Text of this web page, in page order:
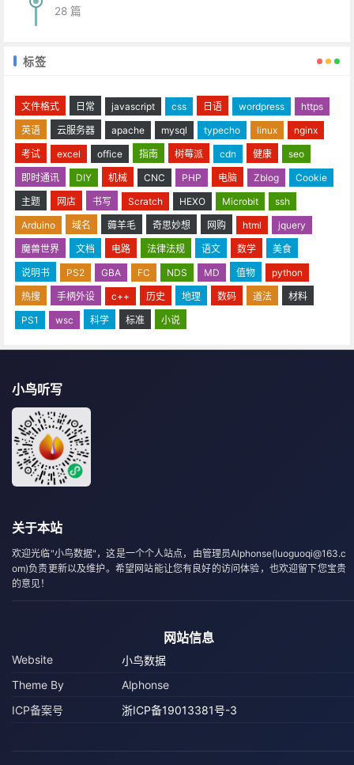
28 篇
标签
文件格式 日常 javascript css 日语 wordpress
https
英语
云服务器 apache mysql typecho linux
nginx
考试
excel office 指南 树莓派 cdn 健康
seo
即时通讯
DIY 机械 CNC PHP 电脑 Zblog
Cookie
主题
网店 书写 Scratch HEXO Microbit
ssh
Arduino
域名 薅羊毛 奇思妙想 网购 html
jquery
魔兽世界
文档 电路 法律法规 语文 数学
美食
说明书
PS2 GBA FC NDS MD 值物
python
热搜
手柄外设 c++ 历史 地理 数码 道法
材料
PS1
wsc 科学 标准 小说
小鸟听写
关于本站
欢迎光临"小鸟数据"，这是一个个人站点，由管理员Alphonse(luoguoqi@163.c
om)负责更新以及维护。希望网站能让您有良好的访问体验，也欢迎留下您宝贵
的意见！
网站信息
Website
小鸟数据
Theme By
Alphonse
ICP备案号
浙ICP备19013381号-3